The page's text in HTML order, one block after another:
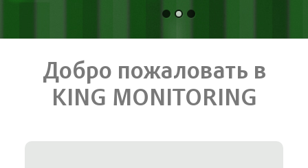
Добро пожаловать в
KING MONITORING